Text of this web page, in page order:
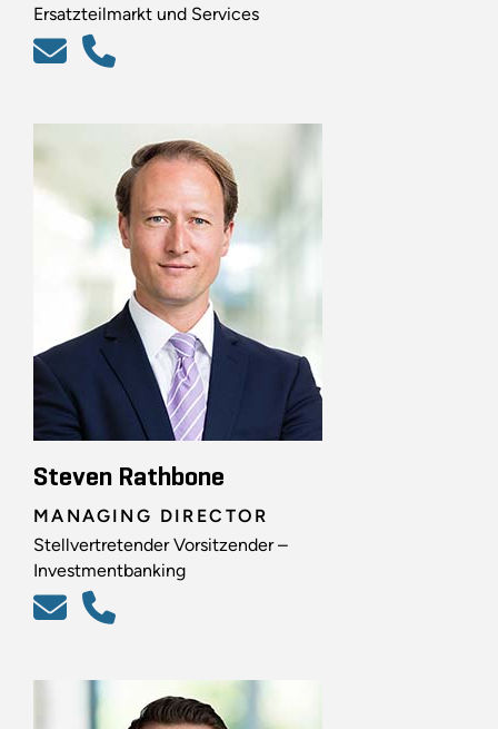
Ersatzteilmarkt und Services
Steven Rathbone
MANAGING DIRECTOR
Stellvertretender Vorsitzender –
Investmentbanking